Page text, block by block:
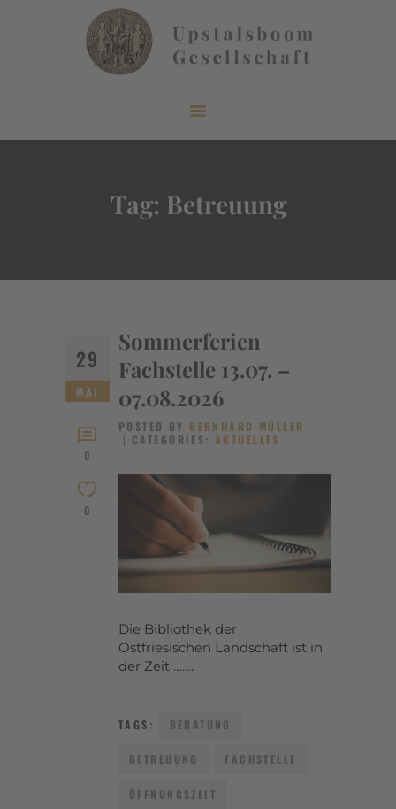
Tag: Betreuung
VERÖFFENTLICHUNGEN
MITGLIEDERBEREICH
29
MAI
0
0
Sommerferien
Fachstelle 13.07. –
07.08.2026
POSTED BY BERNHARD MÜLLER
CATEGORIES: AKTUELLES
Die Bibliothek der
Ostfriesischen Landschaft ist in
der Zeit …….
TAGS: BERATUNG
BETREUUNG FACHSTELLE
ÖFFNUNGSZEIT